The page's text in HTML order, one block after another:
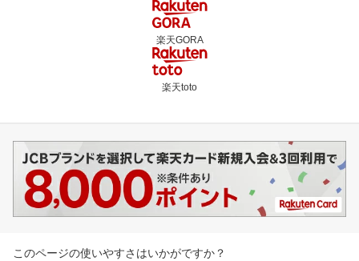
楽天GORA
楽天toto
このページの使いやすさはいかがですか？